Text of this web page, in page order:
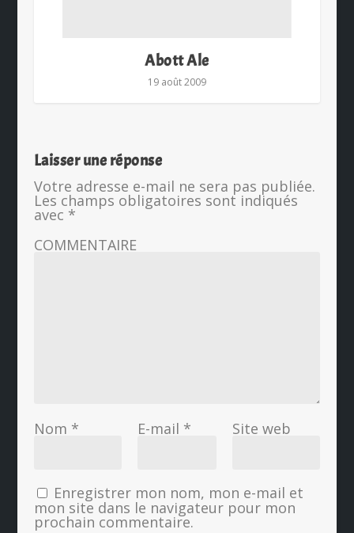
Abott Ale
19 août 2009
Laisser une réponse
Votre adresse e-mail ne sera pas publiée.
Les champs obligatoires sont indiqués
avec *
COMMENTAIRE
Nom * E-mail * Site web
Enregistrer mon nom, mon e-mail et
mon site dans le navigateur pour mon
prochain commentaire.